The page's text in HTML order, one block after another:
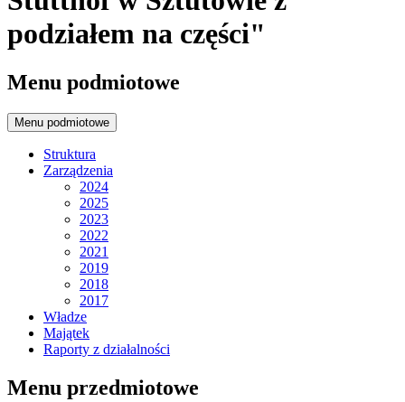
podziałem na części"
Menu podmiotowe
Menu podmiotowe
Struktura
Zarządzenia
2024
2025
2023
2022
2021
2019
2018
2017
Władze
Majątek
Raporty z działalności
Menu przedmiotowe